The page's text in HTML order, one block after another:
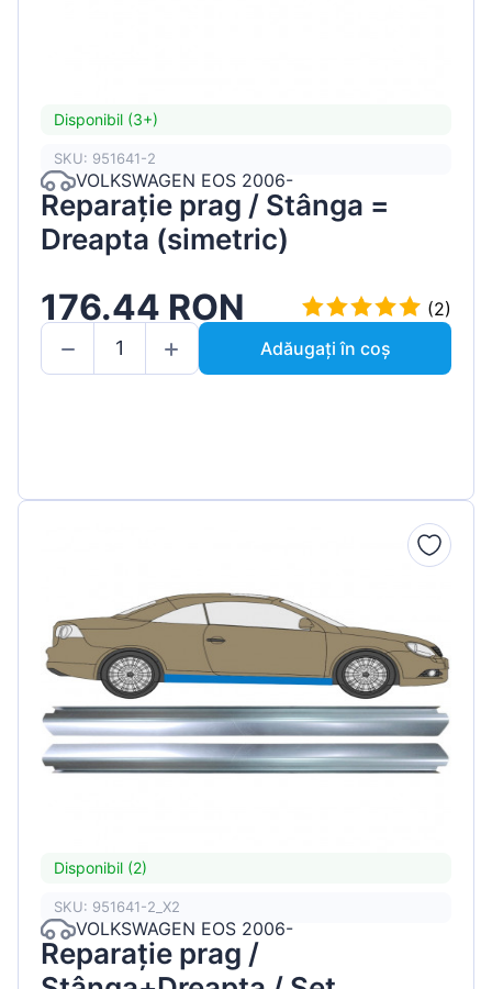
Disponibil (3+)
SKU: 951641-2
VOLKSWAGEN EOS 2006-
Reparație prag / Stânga =
Dreapta (simetric)
176.44 RON
(2)
Adăugați în coș
Disponibil (2)
SKU: 951641-2_X2
VOLKSWAGEN EOS 2006-
Reparație prag /